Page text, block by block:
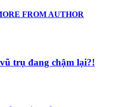
FROM AUTHOR
trụ đang chậm lại?!